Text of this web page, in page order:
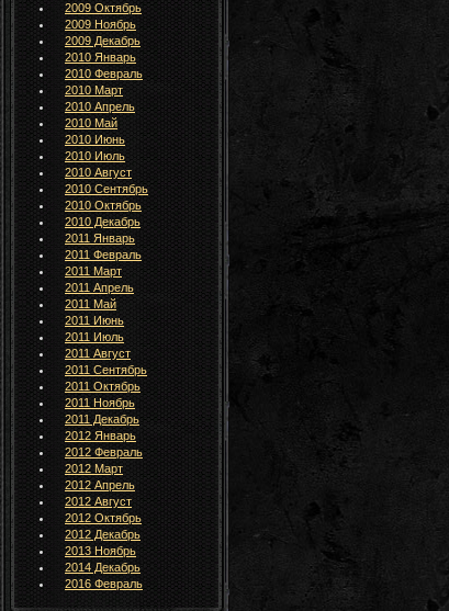
2009 Октябрь
2009 Ноябрь
2009 Декабрь
2010 Январь
2010 Февраль
2010 Март
2010 Апрель
2010 Май
2010 Июнь
2010 Июль
2010 Август
2010 Сентябрь
2010 Октябрь
2010 Декабрь
2011 Январь
2011 Февраль
2011 Март
2011 Апрель
2011 Май
2011 Июнь
2011 Июль
2011 Август
2011 Сентябрь
2011 Октябрь
2011 Ноябрь
2011 Декабрь
2012 Январь
2012 Февраль
2012 Март
2012 Апрель
2012 Август
2012 Октябрь
2012 Декабрь
2013 Ноябрь
2014 Декабрь
2016 Февраль